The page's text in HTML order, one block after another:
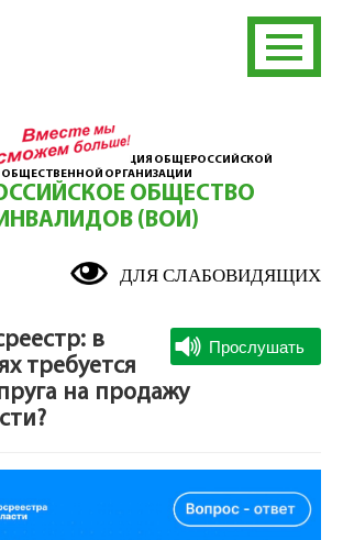
ОРГАНИЗАЦИЯ ОБЩЕРОССИЙСКОЙ
ОБЩЕСТВЕННОЙ ОРГАНИЗАЦИИ
ОБЩЕСТВО
ИНВАЛИДОВ (ВОИ)
ДЛЯ СЛАБОВИДЯЩИХ
в
требуется
на продажу